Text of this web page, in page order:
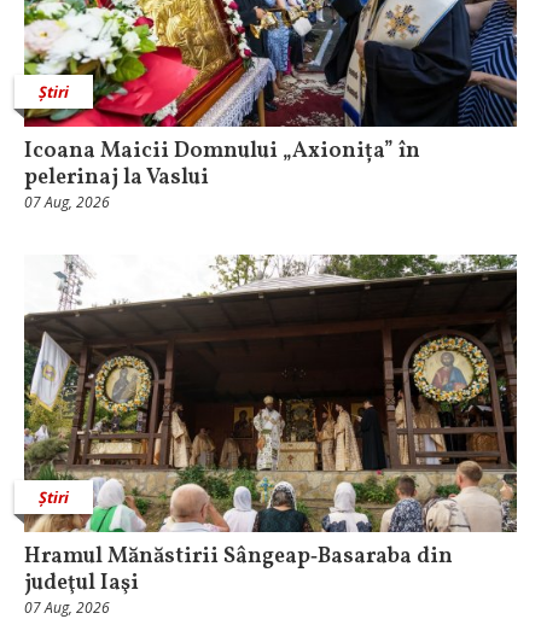
Știri
Icoana Maicii Domnului „Axionița” în
pelerinaj la Vaslui
07 Aug, 2026
Știri
Hramul Mănăstirii Sângeap‑Basaraba din
judeţul Iaşi
07 Aug, 2026